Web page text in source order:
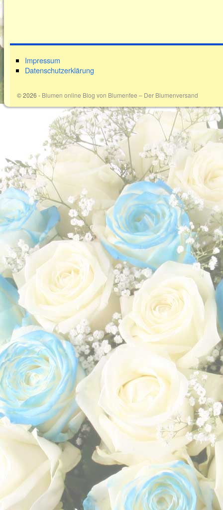
Impressum
Datenschutzerklärung
© 2026 - Blumen online Blog von Blumenfee – Der Blumenversand